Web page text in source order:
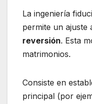
La ingeniería
permite un ajuste
reversión. Esta
matrimonios.
Consiste en
principal (por